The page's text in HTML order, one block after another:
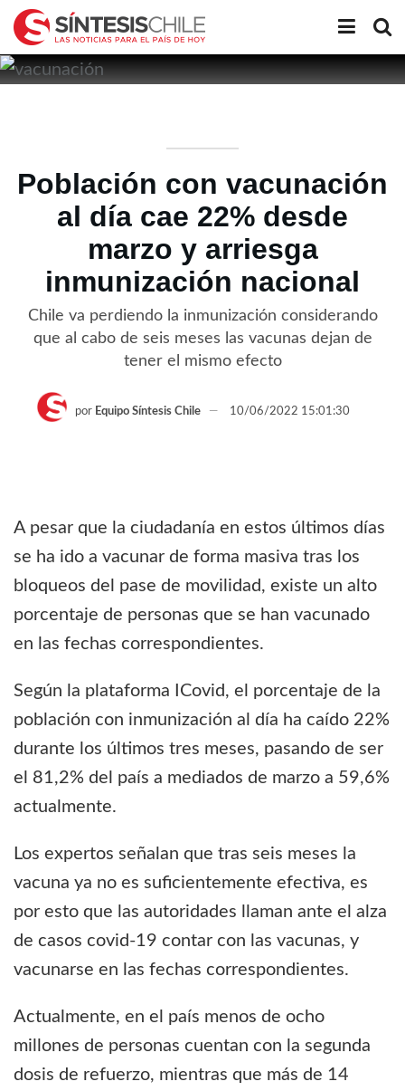
Población con vacunación
al día cae 22% desde
marzo y arriesga
inmunización nacional
Chile va perdiendo la inmunización considerando
que al cabo de seis meses las vacunas dejan de
tener el mismo efecto
por Equipo Síntesis Chile 10/06/2022 15:01:30
A pesar que la ciudadanía en estos últimos días
se ha ido a vacunar de forma masiva tras los
bloqueos del pase de movilidad, existe un alto
porcentaje de personas que se han vacunado
en las fechas correspondientes.
Según la plataforma ICovid, el porcentaje de la
población con inmunización al día ha caído 22%
durante los últimos tres meses, pasando de ser
el 81,2% del país a mediados de marzo a 59,6%
actualmente.
Los expertos señalan que tras seis meses la
vacuna ya no es suficientemente efectiva, es
por esto que las autoridades llaman ante el alza
de casos covid-19 contar con las vacunas, y
vacunarse en las fechas correspondientes.
Actualmente, en el país menos de ocho
millones de personas cuentan con la segunda
dosis de refuerzo, mientras que más de 14